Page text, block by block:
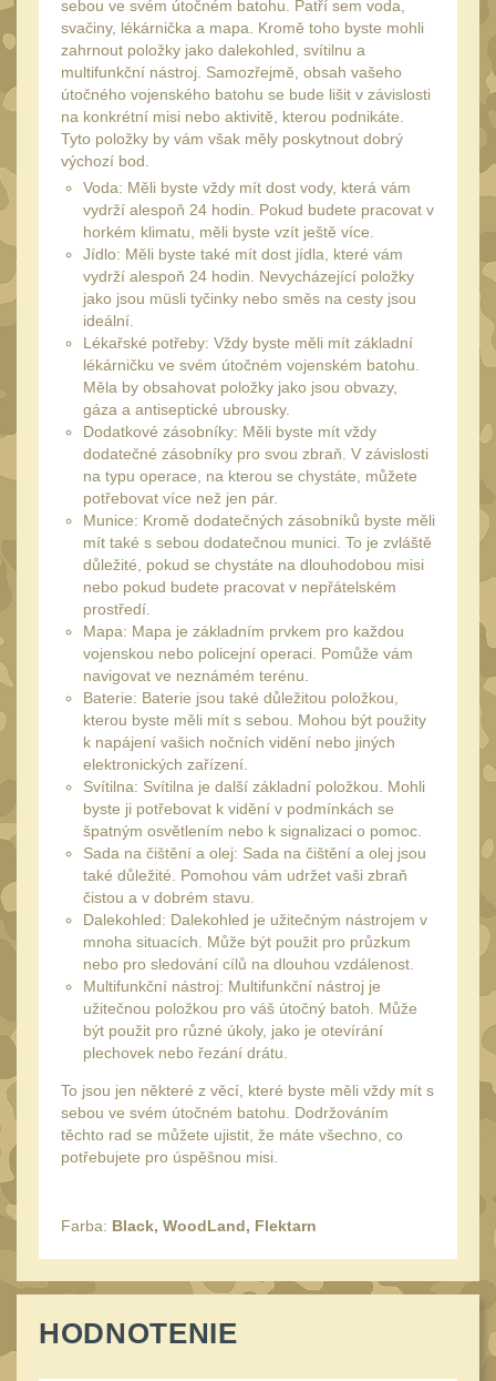
Accushot Precision 3
Hunter6
BugBuster 4
Kolimátory16
Schmidt&Bender 3
Delta Optical2
Sightmark
Vector Optics5
ČIŠTĚNÍ A ÚDRŽBA(67)
Čištění
AR1514
AK4710
.223 (5.56mm)9
.243 .260 (6.5mm)7
.270 .280 (7mm)
.30 .308 (7.62mm)10
12GA, 20GA14
.40 .4111
.44 .45
.357 .38 (9mm)12
1911 9
Náradie a nástroje 34
AR1519
AK479
.223 (5.56mm)
.270 .280 (7mm)7
.30 .308 (7.62mm)11
.40 .41 6
.44 .45
19116
sebou ve svém útočném batohu. Patří sem voda,
svačiny, lékárnička a mapa. Kromě toho byste mohli
zahrnout položky jako dalekohled, svítilnu a
multifunkční nástroj. Samozřejmě, obsah vašeho
útočného vojenského batohu se bude lišit v závislosti
na konkrétní misi nebo aktivitě, kterou podnikáte.
Tyto položky by vám však měly poskytnout dobrý
výchozí bod.
Voda: Měli byste vždy mít dost vody, která vám
vydrží alespoň 24 hodin. Pokud budete pracovat v
horkém klimatu, měli byste vzít ještě více.
Jídlo: Měli byste také mít dost jídla, které vám
vydrží alespoň 24 hodin. Nevycházející položky
jako jsou müsli tyčinky nebo směs na cesty jsou
ideální.
Lékařské potřeby: Vždy byste měli mít základní
lékárničku ve svém útočném vojenském batohu.
Měla by obsahovat položky jako jsou obvazy,
gáza a antiseptické ubrousky.
Dodatkové zásobníky: Měli byste mít vždy
dodatečné zásobníky pro svou zbraň. V závislosti
na typu operace, na kterou se chystáte, můžete
potřebovat více než jen pár.
Munice: Kromě dodatečných zásobníků byste měli
mít také s sebou dodatečnou munici. To je zvláště
důležité, pokud se chystáte na dlouhodobou misi
nebo pokud budete pracovat v nepřátelském
prostředí.
Mapa: Mapa je základním prvkem pro každou
vojenskou nebo policejní operaci. Pomůže vám
navigovat ve neznámém terénu.
Baterie: Baterie jsou také důležitou položkou,
kterou byste měli mít s sebou. Mohou být použity
k napájení vašich nočních vidění nebo jiných
elektronických zařízení.
Svítilna: Svítilna je další základní položkou. Mohli
byste ji potřebovat k vidění v podmínkách se
špatným osvětlením nebo k signalizaci o pomoc.
Sada na čištění a olej: Sada na čištění a olej jsou
také důležité. Pomohou vám udržet vaši zbraň
čistou a v dobrém stavu.
Dalekohled: Dalekohled je užitečným nástrojem v
mnoha situacích. Může být použit pro průzkum
nebo pro sledování cílů na dlouhou vzdálenost.
Multifunkční nástroj: Multifunkční nástroj je
užitečnou položkou pro váš útočný batoh. Může
být použit pro různé úkoly, jako je otevírání
plechovek nebo řezání drátu.
To jsou jen některé z věcí, které byste měli vždy mít s
sebou ve svém útočném batohu. Dodržováním
těchto rad se můžete ujistit, že máte všechno, co
potřebujete pro úspěšnou misi.
Farba: Black, WoodLand, Flektarn
HODNOTENIE